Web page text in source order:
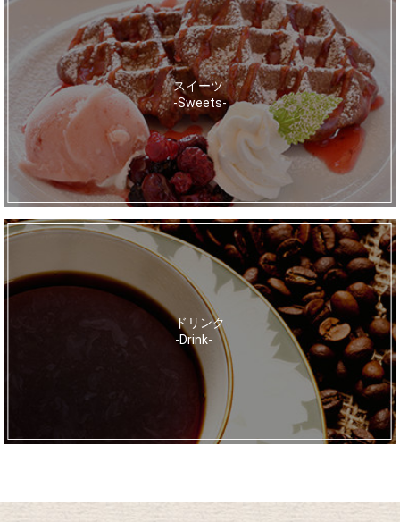
スイーツ
-Sweets-
ドリンク
-Drink-